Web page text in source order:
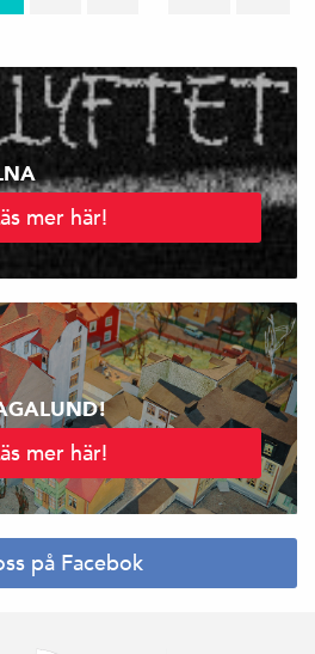
mer här!
mer här!
på Facebok